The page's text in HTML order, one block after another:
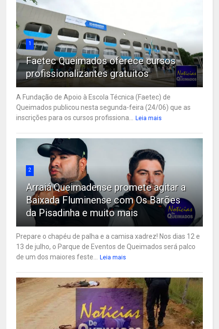
1
Faetec Queimados oferece cursos
profissionalizantes gratuitos
A Fundação de Apoio à Escola Técnica (Faetec) de
Queimados publicou nesta segunda-feira (24/06) que as
inscrições para os cursos profissiona...
Leia mais
2
Arraiá Queimadense promete agitar a
Baixada Fluminense com Os Barões
da Pisadinha e muito mais
Prepare o chapéu de palha e a camisa xadrez! Nos dias 12 e
13 de julho, o Parque de Eventos de Queimados será palco
de um dos maiores feste...
Leia mais